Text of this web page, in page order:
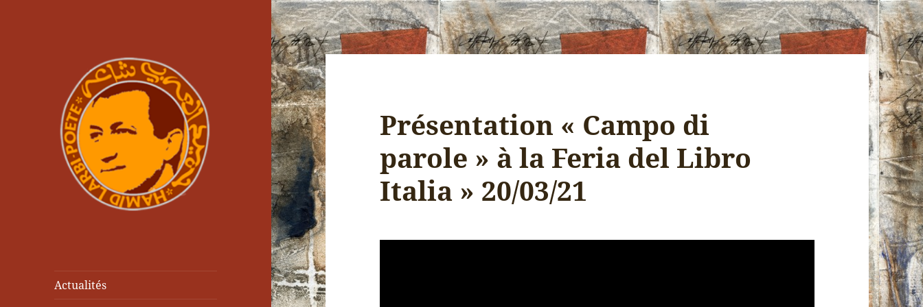
Actualités
Présentation « Campo di
parole » à la Feria del Libro
Italia » 20/03/21